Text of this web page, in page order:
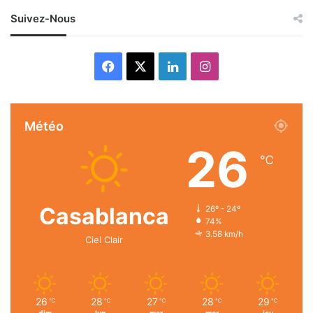
Suivez-Nous
Facebook LinkedinInstagram
Météo
Casablanca
Ciel Clair
26 ℃
26º - 24º
74%
3.58 km/h
26 ℃ 28 ℃ 27 ℃ 28 ℃ 29 ℃